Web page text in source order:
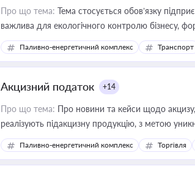
Про що тема: Тема стосується обов’язку
важлива для екологічного контролю бізнесу,
законодавства
Паливно-енергетичний комплекс Транспорт
Акцизний податок +14
Про що тема: Про новини та кейси щодо
реалізують підакцизну продукцію, з метою
Паливно-енергетичний комплекс Торгівля